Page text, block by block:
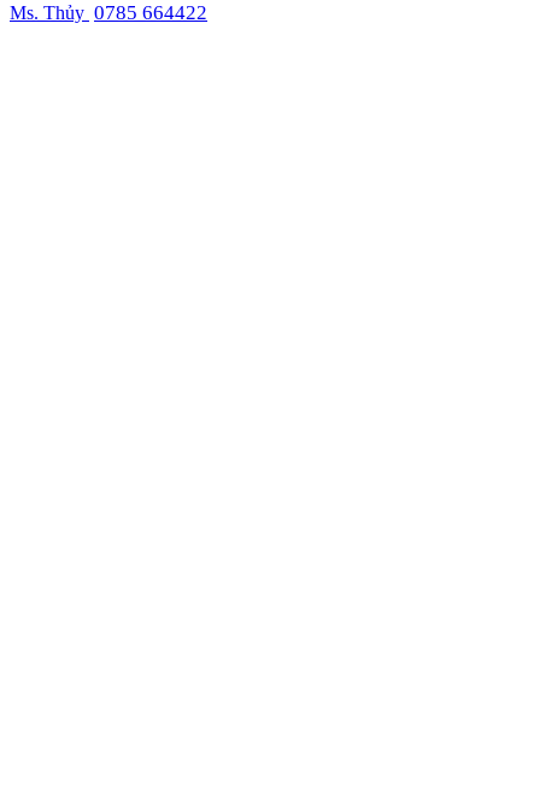
Ms. Thủy 0785 664422